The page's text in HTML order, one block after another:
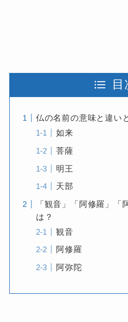
目
仏の名前の意味と違い
如来
菩薩
明王
天部
「観音」「阿修羅」「
は？
観音
阿修羅
阿弥陀